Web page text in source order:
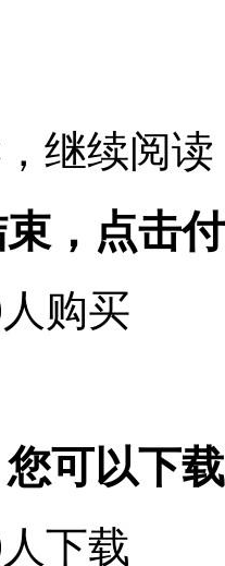
继续阅读
，点击
人购买
可以下
人下载